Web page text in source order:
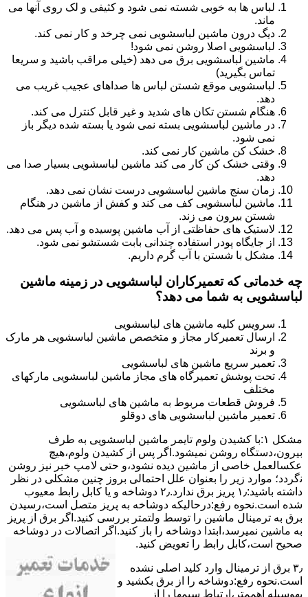
لباس ها به خوبی شسته نمی شود و کثیفی و لک روی آنها می
ماند.
دیگ درون ماشین لباسشویی نمی چرخد و کار نمی کند.
لباسشویی اصلا روشن نمی شود!
ماشین لباسشویی برق می دهد (خیلی مراقب باشید و سریعا
تماس بگیرید)
لباسشویی موقع شستن لباس ها صداهای عجیب غریب می
دهد.
هنگام شستن تکان های شدید و غیر قابل کنترل می کند.
در ماشین لباسشویی بسته نمی شود یا بسته شده دیگر باز
نمی شود.
خشک کن ماشین کار نمی کند.
وقتی خشک کن کار می کند ماشین لباسشویی بسیار صدا می
دهد.
زمان سنج ماشین لباسشویی درست نشان نمی دهد.
ماشین لباسشویی کف می کند و کفش از ماشین در هنگام
شستن بیرون می زند.
لاستیک های حفاظتی از آب ماشین پوسیده و آب پس می دهد.
از جایگاه پودر استفاده چندانی بابت شستشو نمی شود.
مشکل با شستن با آب گرم داریم.
چه خدماتی که تعمیرکاران لباسشویی در زمینه ماشین
لباسشویی به شما می دهد؟
سرویس کلیه ماشین های لباسشویی
ارسال تعمیرکار مجاز و متخصص ماشین لباسشویی هر مارک
و برند
تعمیر سریع ماشین های لباسشویی
تحت پوشش تعمیرگاه های مجاز ماشین لباسشویی مارکهای
مختلف
فروش قطعات مربوط به ماشین های لباسشویی
تعمیر ماشین لباسشویی های دوقلو
مشکل ۱:ﺑﺎ ﮐﺸﯿﺪن وﻟﻮم ﺗﺎﯾﻤﺮ ماشین لباسشویی به طرف
ﺑﯿﺮون،دستگاه روﺷﻦ نمیشود.اﮔﺮ ﭘﺲ از ﮐﺸﯿﺪن وﻟﻮم،ﻫﯿﭻ
عکسالعمل ﺧﺎﺻﯽ از ﻣﺎﺷﯿﻦ دﯾﺪه نشود،و حتی ﻻﻣﭗ ﺧﺒﺮ ﻧﯿﺰ روﺷﻦ
ﻧگردد؛ موارد زیر را بعنوان ﻋﻠﻞ احتمالی بروز چنین مشکلی در نظر
داشته باشید:۱٫ ﭘﺮﯾﺰ ﺑﺮق ﻧﺪارد.۲٫ دوﺷﺎﺧﻪ و ﯾﺎ ﮐﺎﺑﻞ راﺑﻂ ﻣﻌﯿﻮب
ﺷﺪه است.نحوه رفع:درحالیکه دوﺷﺎﺧﻪ ﺑﻪ ﭘﺮﯾﺰ ﻣﺘﺼﻞ اﺳﺖ،رﺳﯿﺪن
ﺑﺮق ﺑﻪ ﺗﺮﻣﯿﻨﺎل ﻣﺎﺷﯿﻦ را ﺗﻮﺳﻂ ولتمتر بررسی ﮐﻨﯿﺪ.اﮔﺮ ﺑﺮق از ﭘﺮﯾﺰ
ﺑﻪ ﻣﺎﺷﯿﻦ نمیرسد،اﺑﺘﺪا دوشاخه را باز کنید.اﮔﺮ اﺗﺼﺎﻻت در دوشاخه
ﺻﺤﯿﺢ اﺳﺖ،ﮐﺎﺑﻞ راﺑﻂ را ﺗﻌﻮﯾﺾ کنید.
۳٫ ﺑﺮق از ﺗﺮﻣﯿﻨﺎل وارد ﮐﻠﯿﺪ اﺻﻠﯽ ﻧﺸﺪه
است.نحوه رﻓﻊ:دوشاخه را از ﺑﺮق بکشید و
بهوسیله اهممتر،ارﺗﺒﺎط سیمها را از